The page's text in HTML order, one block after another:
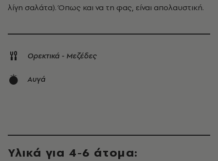
λίγη σαλάτα). Όπως και να τη φας, είναι απολαυστική.
Ορεκτικά - Μεζέδες
Αυγά
Υλικά για 4-6 άτομα: